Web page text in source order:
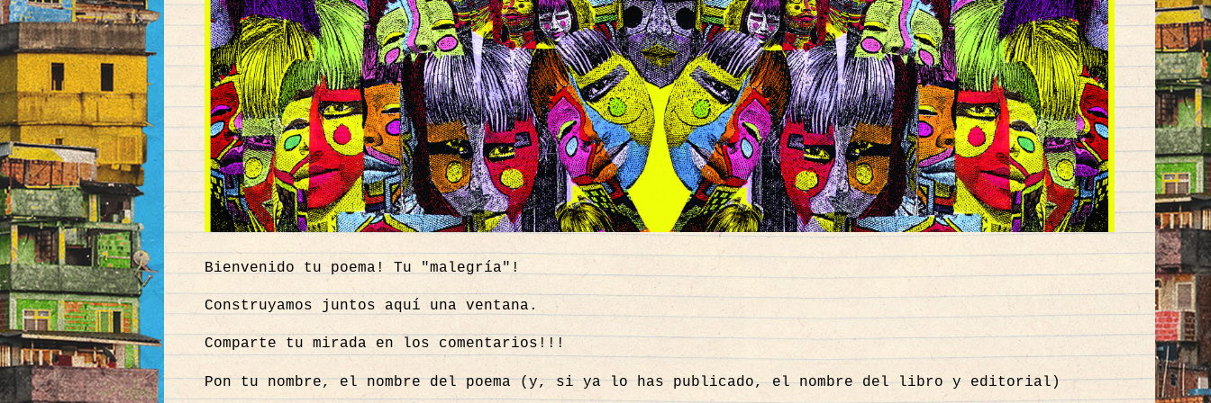
Bienvenido tu poema! Tu "malegría"!
Construyamos juntos aquí una ventana.
Comparte tu mirada en los comentarios!!!
Pon tu nombre, el nombre del poema (y, si ya lo has publicado, el nombre del libro y editorial)